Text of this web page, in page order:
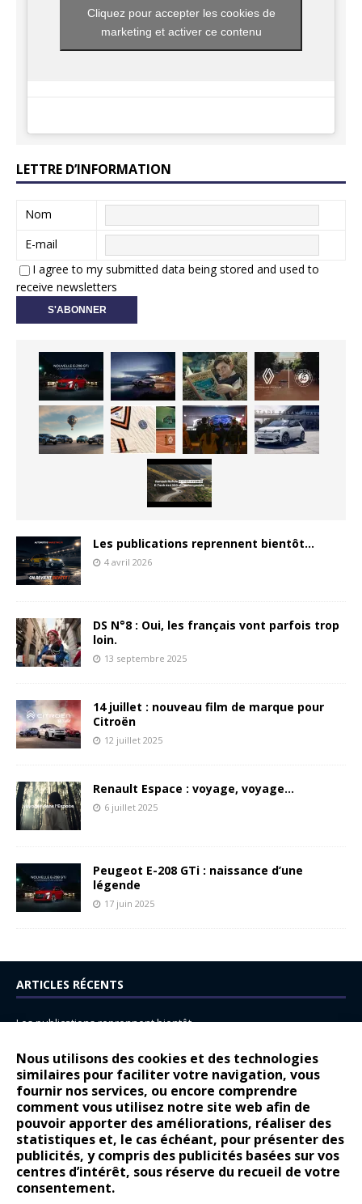
Nous utilisons des cookies et des technologies
similaires pour faciliter votre navigation, vous
fournir nos services, ou encore comprendre
comment vous utilisez notre site web afin de
pouvoir apporter des améliorations, réaliser des
statistiques et, le cas échéant, pour présenter des
publicités, y compris des publicités basées sur vos
centres d’intérêt, sous réserve du recueil de votre
consentement.
Cliquez pour accepter les cookies de
marketing et activer ce contenu
LETTRE D’INFORMATION
Nom
E-mail
I agree to my submitted data being stored and used to
receive newsletters
Les publications reprennent bientôt…
4 avril 2026
DS N°8 : Oui, les français vont parfois trop
loin.
13 septembre 2025
14 juillet : nouveau film de marque pour
Citroën
12 juillet 2025
Renault Espace : voyage, voyage…
6 juillet 2025
Peugeot E-208 GTi : naissance d’une
légende
17 juin 2025
ARTICLES RÉCENTS
Les publications reprennent bientôt…
14 juillet : nouveau film de marque pour Citroën
Renault Espace : voyage, voyage…
Peugeot E-208 GTi : naissance d’une légende
COMMENTAIRES RÉCENTS
Bernard Dardartdans